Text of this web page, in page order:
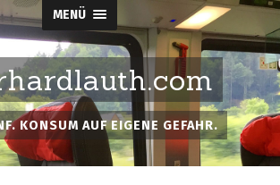
MENÜ
KONSUM AUF EIGENE GEFAHR.